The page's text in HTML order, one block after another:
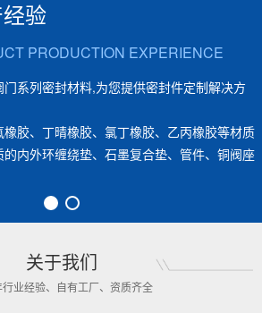
制解决方
橡胶等材质
件、铜阀座
KEEP IMPROVING IN
我公司全面施行质量管理体
公司产品符合全国船用机
94的标准，该标准于1997
关于我们
行业经验、自有工厂、资质齐全